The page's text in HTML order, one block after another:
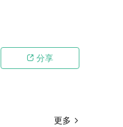
 分享
更多 